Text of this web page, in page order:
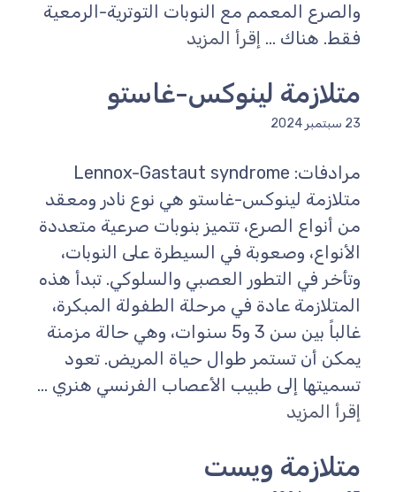
والصرع المعمم مع النوبات التوترية-الرمعية
فقط. هناك ... إقرأ المزيد
متلازمة لينوكس-غاستو
23 سبتمبر 2024
مرادفات: Lennox-Gastaut syndrome
متلازمة لينوكس-غاستو هي نوع نادر ومعقد
من أنواع الصرع، تتميز بنوبات صرعية متعددة
الأنواع، وصعوبة في السيطرة على النوبات،
وتأخر في التطور العصبي والسلوكي. تبدأ هذه
المتلازمة عادة في مرحلة الطفولة المبكرة،
غالباً بين سن 3 و5 سنوات، وهي حالة مزمنة
يمكن أن تستمر طوال حياة المريض. تعود
تسميتها إلى طبيب الأعصاب الفرنسي هنري ...
إقرأ المزيد
متلازمة ويست